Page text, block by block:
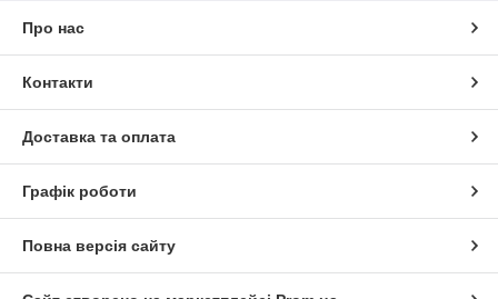
Про нас
Контакти
Доставка та оплата
Графік роботи
Повна версія сайту